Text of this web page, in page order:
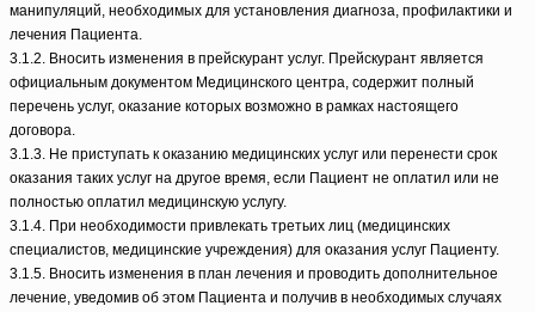
манипуляций, необходимых для установления диагноза, профилактики и
лечения Пациента.
3.1.2. Вносить изменения в прейскурант услуг. Прейскурант является
официальным документом Медицинского центра, содержит полный
перечень услуг, оказание которых возможно в рамках настоящего
договора.
3.1.3. Не приступать к оказанию медицинских услуг или перенести срок
оказания таких услуг на другое время, если Пациент не оплатил или не
полностью оплатил медицинскую услугу.
3.1.4. При необходимости привлекать третьих лиц (медицинских
специалистов, медицинские учреждения) для оказания услуг Пациенту.
3.1.5. Вносить изменения в план лечения и проводить дополнительное
лечение, уведомив об этом Пациента и получив в необходимых случаях